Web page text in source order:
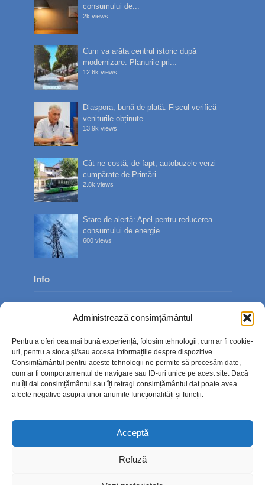
Administrează consimțământul
Pentru a oferi cea mai bună experiență, folosim tehnologii, cum ar fi cookie-
uri, pentru a stoca și/sau accesa informațiile despre dispozitive.
Consimțământul pentru aceste tehnologii ne permite să procesăm date,
cum ar fi comportamentul de navigare sau ID-uri unice pe acest site. Dacă
nu îți dai consimțământul sau îți retragi consimțământul dat poate avea
afecte negative asupra unor anumite funcționalități și funcții.
Acceptă
Refuză
consumului de...
2k views
Cum va arăta centrul istoric după
modernizare. Planurile pri...
12.6k views
Diaspora, bună de plată. Fiscul verifică
veniturile obținute...
13.9k views
Cât ne costă, de fapt, autobuzele verzi
cumpărate de Primări...
2.8k views
Stare de alertă: Apel pentru reducerea
consumului de energie...
600 views
Info
Contact
Politica de confidențialitate
Politică cookie-uri (UE)